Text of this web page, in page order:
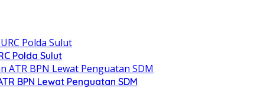
Polda Sulut
BPN Lewat Penguatan SDM